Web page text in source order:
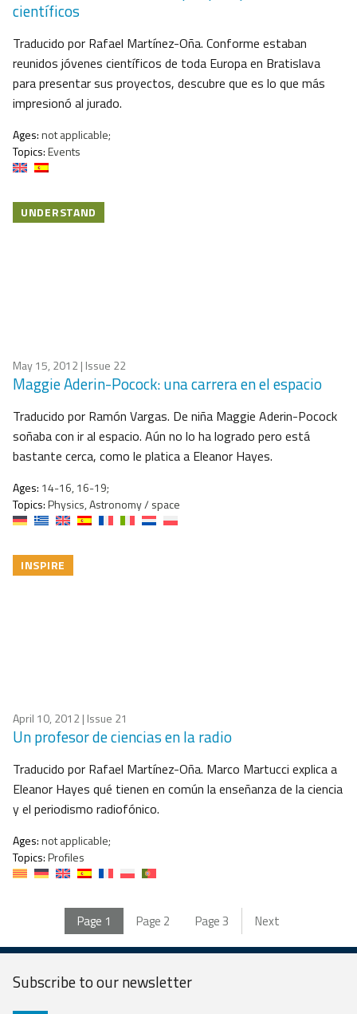
científicos
Traducido por Rafael Martínez-Oña. Conforme estaban
reunidos jóvenes científicos de toda Europa en Bratislava
para presentar sus proyectos, descubre que es lo que más
impresionó al jurado.
Ages:not applicable;
Topics:Events
UNDERSTAND
May 15, 2012| Issue 22
Maggie Aderin-Pocock: una carrera en el espacio
Traducido por Ramón Vargas. De niña Maggie Aderin-Pocock
soñaba con ir al espacio. Aún no lo ha logrado pero está
bastante cerca, como le platica a Eleanor Hayes.
Ages: 14-16, 16-19;
Topics:Physics, Astronomy / space
INSPIRE
April 10, 2012| Issue 21
Un profesor de ciencias en la radio
Traducido por Rafael Martínez-Oña. Marco Martucci explica a
Eleanor Hayes qué tienen en común la enseñanza de la ciencia
y el periodismo radiofónico.
Ages:not applicable;
Topics:Profiles
Page 1 Page 2 Page3 Next
Subscribe to ournewsletter